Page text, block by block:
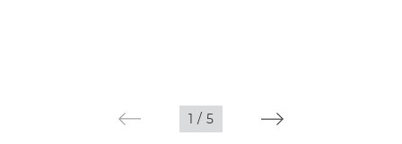
1 / 5